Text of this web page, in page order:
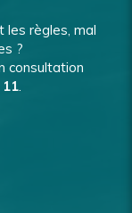
les règles, mal
?
consultation
.